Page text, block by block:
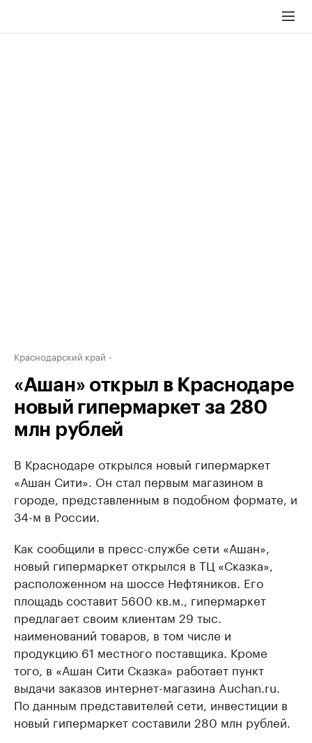
Краснодарский край
«Ашан» открыл в Краснодаре
новый гипермаркет за 280
млн рублей
В Краснодаре открылся новый гипермаркет
«Ашан Сити». Он стал первым магазином в
городе, представленным в подобном формате, и
34-м в России.
Как сообщили в пресс-службе сети «Ашан»,
новый гипермаркет открылся в ТЦ «Сказка»,
расположенном на шоссе Нефтяников. Его
площадь составит 5600 кв.м., гипермаркет
предлагает своим клиентам 29 тыс.
наименований товаров, в том числе и
продукцию 61 местного поставщика. Кроме
того, в «Ашан Сити Сказка» работает пункт
выдачи заказов интернет-магазина Auchan.ru.
По данным представителей сети, инвестиции в
новый гипермаркет составили 280 млн рублей.